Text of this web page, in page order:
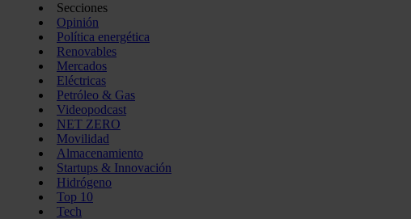
Secciones
Opinión
Política energética
Renovables
Mercados
Eléctricas
Petróleo & Gas
Videopodcast
NET ZERO
Movilidad
Almacenamiento
Startups & Innovación
Hidrógeno
Top 10
Tech